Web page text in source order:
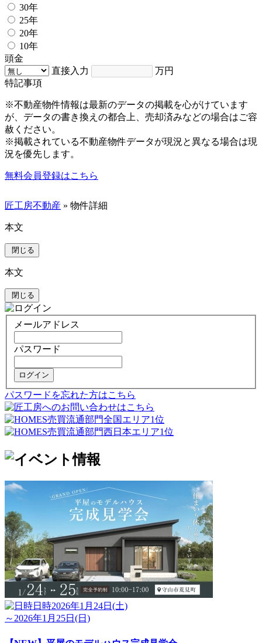
30年
25年
20年
10年
頭金
直接入力
万円
特記事項
※不動産物件情報は最新のデータの掲載を心がけています
が、データの書き換えの都合上、売却済みなどの場合はご容
赦ください。
※掲載されている不動産物件データが現況と異なる場合は現
況を優先します。
無料会員登録はこちら
匠工房不動産 » 物件詳細
本文
閉じる
本文
閉じる
メールアドレス
パスワード
ログイン
パスワードを忘れた方はこちら
日時2026年1月24日(土)
～2026年1月25日(日)